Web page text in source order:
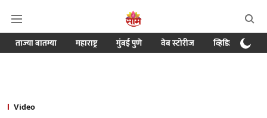
ताज्या बातम्या महाराष्ट्र मुंबई पुणे वेब स्टोरीज व्हिडिओ
Video